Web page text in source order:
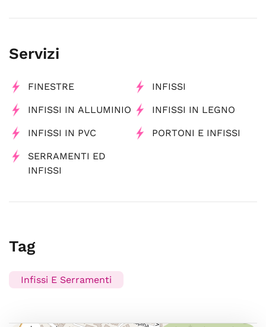
Servizi
FINESTRE INFISSI
INFISSI IN ALLUMINIO INFISSI IN LEGNO
INFISSI IN PVC PORTONI E INFISSI
SERRAMENTI ED
INFISSI
Tag
Infissi E Serramenti